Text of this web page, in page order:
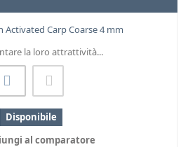
Activated Carp Coarse 4 mm
la loro attrattività...
Disponibile
al comparatore